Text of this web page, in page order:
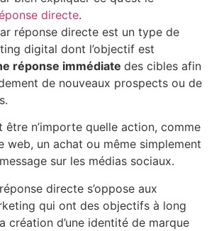
directe.
réponse directe est un type de
digital dont l’objectif est
réponse immédiate des cibles afin
de nouveaux prospects ou de
être n’importe quelle action, comme
web, un achat ou même simplement
sur les médias sociaux.
directe s’oppose aux
qui ont des objectifs à long
création d’une identité de marque